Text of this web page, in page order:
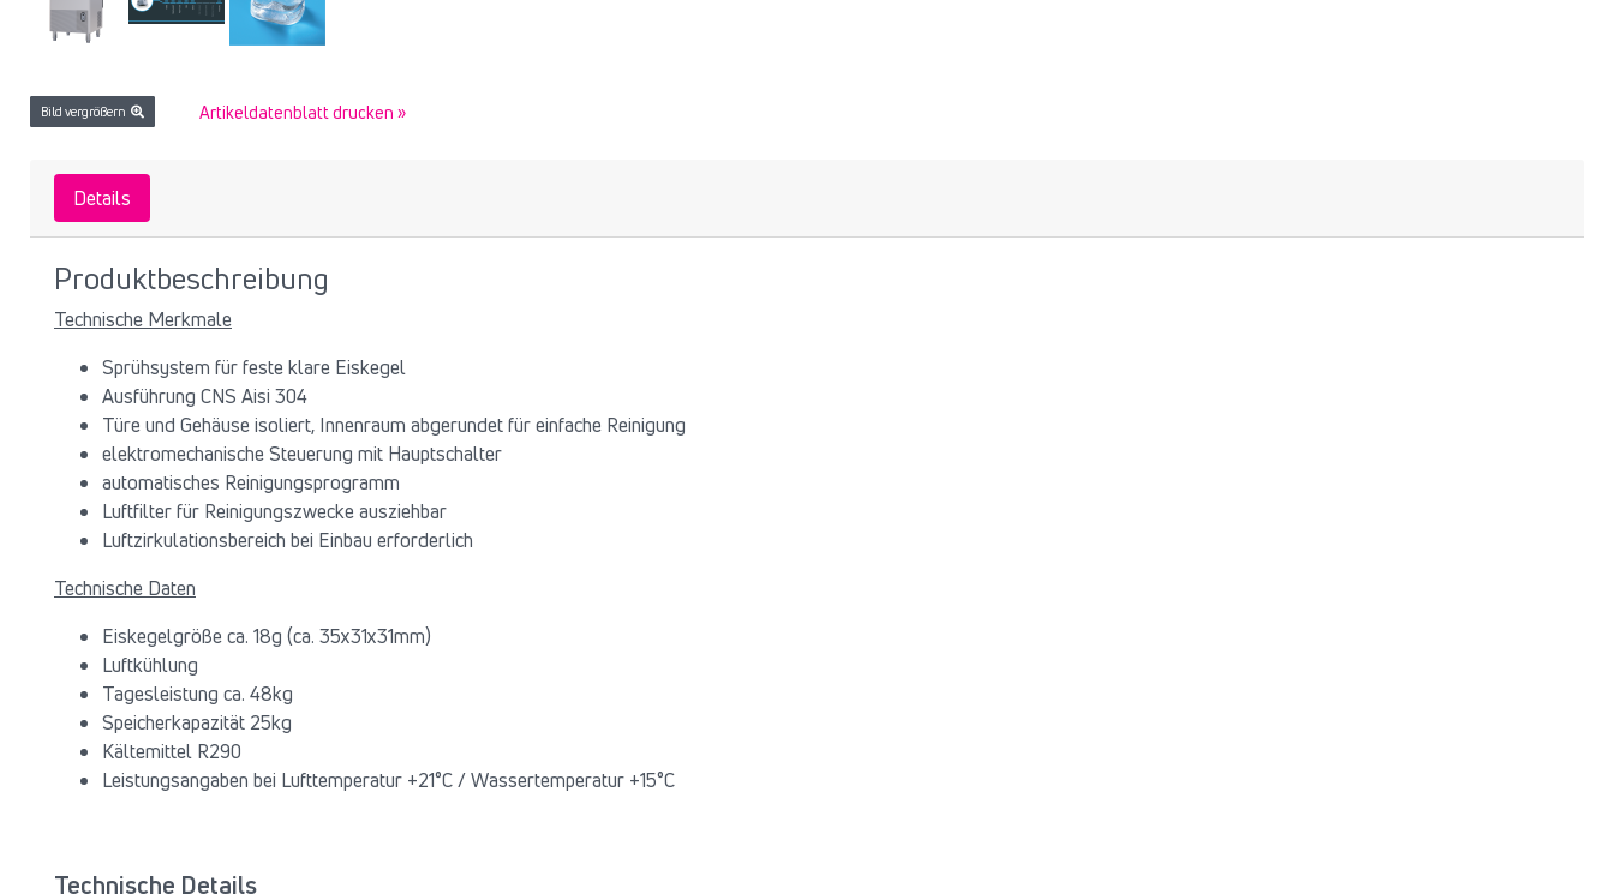
Bild vergrößern Artikeldatenblatt drucken »
Details
Produktbeschreibung
Technische Merkmale
Sprühsystem für feste klare Eiskegel
Ausführung CNS Aisi 304
Türe und Gehäuse isoliert, Innenraum abgerundet für einfache Reinigung
elektromechanische Steuerung mit Hauptschalter
automatisches Reinigungsprogramm
Luftfilter für Reinigungszwecke ausziehbar
Luftzirkulationsbereich bei Einbau erforderlich
Technische Daten
Eiskegelgröße ca. 18g (ca. 35x31x31mm)
Luftkühlung
Tagesleistung ca. 48kg
Speicherkapazität 25kg
Kältemittel R290
Leistungsangaben bei Lufttemperatur +21°C / Wassertemperatur +15°C
Technische Details